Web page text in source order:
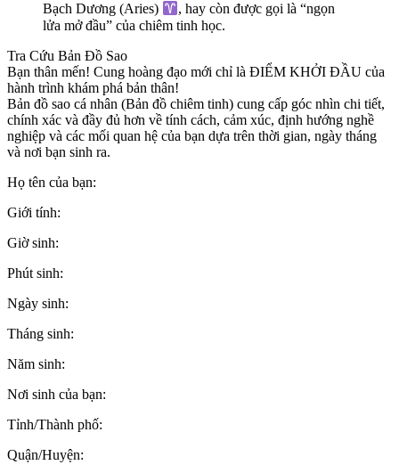
Bạch Dương (Aries)
, hay còn được gọi là “ngọn
lửa mở đầu” của chiêm tinh học.
Tra Cứu Bản Đồ Sao
Bạn thân mến! Cung hoàng đạo mới chỉ là ĐIỂM KHỞI ĐẦU của
hành trình khám phá bản thân!
Bản đồ sao cá nhân (Bản đồ chiêm tinh) cung cấp góc nhìn chi tiết,
chính xác và đầy đủ hơn về tính cách, cảm xúc, định hướng nghề
nghiệp và các mối quan hệ của bạn dựa trên thời gian, ngày tháng
và nơi bạn sinh ra.
Họ tên của bạn:
Giới tính:
Giờ sinh:
Phút sinh:
Ngày sinh:
Tháng sinh:
Năm sinh:
Nơi sinh của bạn:
Tỉnh/Thành phố:
Quận/Huyện: